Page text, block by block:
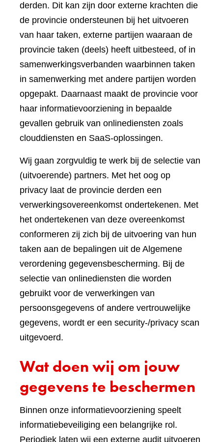
derden. Dit kan zijn door externe krachten die
de provincie ondersteunen bij het uitvoeren
van haar taken, externe partijen waaraan de
provincie taken (deels) heeft uitbesteed, of in
samenwerkingsverbanden waarbinnen taken
in samenwerking met andere partijen worden
opgepakt. Daarnaast maakt de provincie voor
haar informatievoorziening in bepaalde
gevallen gebruik van onlinediensten zoals
clouddiensten en SaaS-oplossingen.
Wij gaan zorgvuldig te werk bij de selectie van
(uitvoerende) partners. Met het oog op
privacy laat de provincie derden een
verwerkingsovereenkomst ondertekenen. Met
het ondertekenen van deze overeenkomst
conformeren zij zich bij de uitvoering van hun
taken aan de bepalingen uit de Algemene
verordening gegevensbescherming. Bij de
selectie van onlinediensten die worden
gebruikt voor de verwerkingen van
persoonsgegevens of andere vertrouwelijke
gegevens, wordt er een security-/privacy scan
uitgevoerd.
Wat doen wij om jouw
gegevens te beschermen
Binnen onze informatievoorziening speelt
informatiebeveiliging een belangrijke rol.
Periodiek laten wij een externe audit uitvoeren